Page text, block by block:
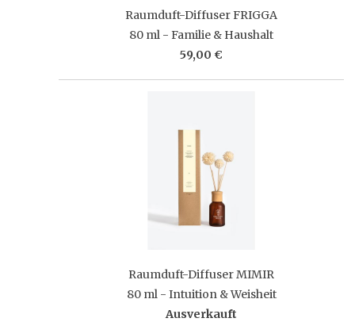
Raumduft-Diffuser FRIGGA
80 ml - Familie & Haushalt
59,00 €
Raumduft-Diffuser MIMIR
80 ml - Intuition & Weisheit
Ausverkauft